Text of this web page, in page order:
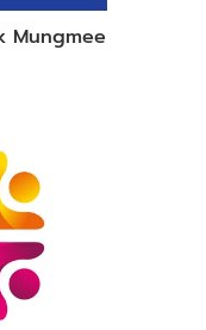
Mungmee